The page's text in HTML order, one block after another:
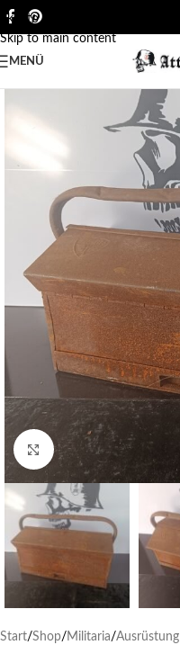
Skip to navigation
Skip to main content
MENÜ
Klick zum Vergrößern
Start/Shop/ Militaria/Ausrüstung